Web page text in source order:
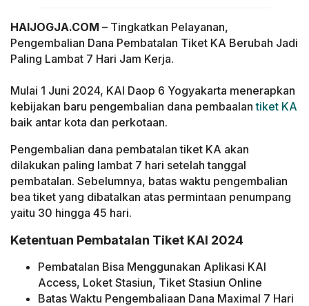
HAIJOGJA.COM – Tingkatkan Pelayanan,
Pengembalian Dana Pembatalan Tiket KA Berubah Jadi
Paling Lambat 7 Hari Jam Kerja.
Mulai 1 Juni 2024, KAI Daop 6 Yogyakarta menerapkan
kebijakan baru pengembalian dana pembaalantiket KA
baik antar kota dan perkotaan.
Pengembalian dana pembatalan tiket KA akan
dilakukan paling lambat 7 hari setelah tanggal
pembatalan. Sebelumnya, batas waktu pengembalian
bea tiket yang dibatalkan atas permintaan penumpang
yaitu 30 hingga 45 hari.
Ketentuan Pembatalan Tiket KAI 2024
Pembatalan Bisa Menggunakan Aplikasi KAI
Access, Loket Stasiun, Tiket Stasiun Online
Batas Waktu Pengembaliaan Dana Maximal 7 Hari